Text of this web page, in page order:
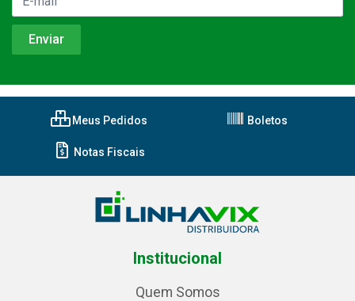
Meus Pedidos Boletos
Notas Fiscais
Institucional
Quem Somos